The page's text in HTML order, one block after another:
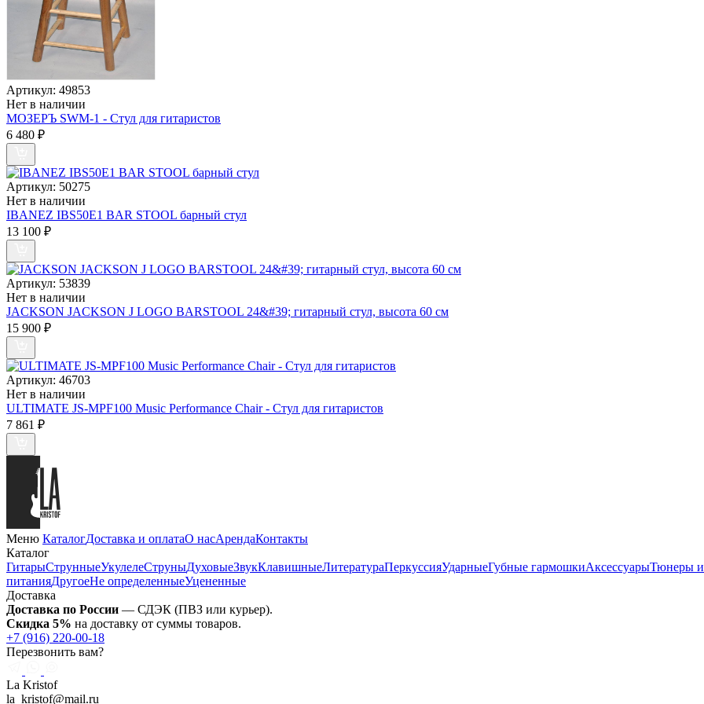
Артикул: 49853
Нет в наличии
МОЗЕРЪ SWM-1 - Стул для гитаристов
6 480 ₽
Артикул: 50275
Нет в наличии
IBANEZ IBS50E1 BAR STOOL барный стул
13 100 ₽
Артикул: 53839
Нет в наличии
JACKSON JACKSON J LOGO BARSTOOL 24&#39; гитарный стул, высота 60 см
15 900 ₽
Артикул: 46703
Нет в наличии
ULTIMATE JS-MPF100 Music Performance Chair - Стул для гитаристов
7 861 ₽
Меню КаталогДоставка и оплатаО насАрендаКонтакты
Каталог
ГитарыСтрунныеУкулелеСтруныДуховыеЗвукКлавишныеЛитератураПеркуссияУдарныеГубные гармошкиАксессуарыТюнеры
питанияДругоеНе определенныеУцененные
Доставка
Доставка по России — СДЭК (ПВЗ или курьер).
Скидка 5% на доставку от суммы товаров.
+7 (916) 220-00-18
Перезвонить вам?
La Kristof
la_kristof@mail.ru